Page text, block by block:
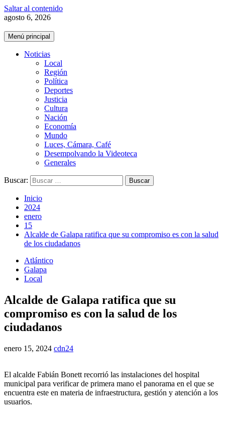
Saltar al contenido
agosto 6, 2026
Menú principal
Noticias
Local
Región
Política
Deportes
Justicia
Cultura
Nación
Economía
Mundo
Luces, Cámara, Café
Desempolvando la Videoteca
Generales
Buscar:
Inicio
2024
enero
15
Alcalde de Galapa ratifica que su compromiso es con la salud
de los ciudadanos
Atlántico
Galapa
Local
Alcalde de Galapa ratifica que su
compromiso es con la salud de los
ciudadanos
enero 15, 2024 cdn24
El alcalde Fabián Bonett recorrió las instalaciones del hospital
municipal para verificar de primera mano el panorama en el que se
encuentra este en materia de infraestructura, gestión y atención a los
usuarios.